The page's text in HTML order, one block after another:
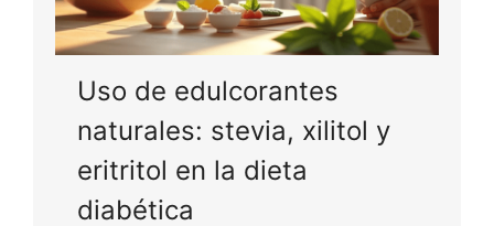
Uso de edulcorantes
naturales: stevia, xilitol y
eritritol en la dieta
diabética